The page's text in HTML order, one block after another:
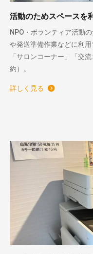
活動のためスペースを
NPO・ボランティア活動
や発送準備作業などに利
「サロンコーナー」「交
約）。
詳しく見る